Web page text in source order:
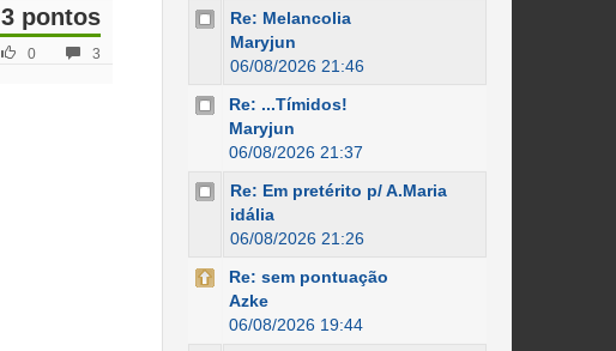
3 pontos
3
0
Re: Melancolia
Maryjun
06/08/2026 21:46
Re: ...Tímidos!
Maryjun
06/08/2026 21:37
Re: Em pretérito p/ A.Maria
idália
06/08/2026 21:26
Re: sem pontuação
Azke
06/08/2026 19:44